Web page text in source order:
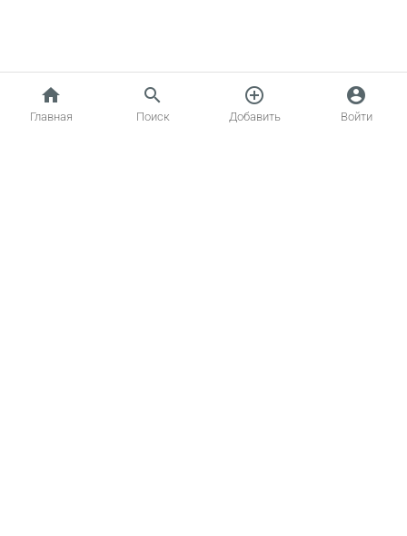
home
Главная
search
Поиск
add_circle_outline
Добавить
account_circle
Войти